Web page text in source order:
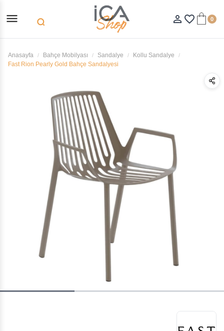
menu search person_outline favorite_border 0
Anasayfa Bahçe Mobilyası Sandalye
Kollu Sandalye
Fast Rion Pearly Gold Bahçe Sandalyesi